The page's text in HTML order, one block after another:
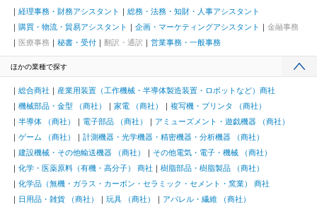
経理事務・財務アシスタント
総務・法務・知財・人事アシスタント
購買・物流・貿易アシスタント
企画・マーケティングアシスタント
金融事務
医療事務
秘書・受付 翻訳・通訳 営業事務・一般事務
ほかの業種で探す
総合商社
産業用装置（工作機械・半導体製造装置・ロボットなど）商社
機械部品・金型 （商社）
家電 （商社）
複写機・プリンタ （商社）
半導体 （商社）
電子部品 （商社）
アミューズメント・遊戯機器 （商社）
ゲーム （商社）
計測機器・光学機器・精密機器・分析機器 （商社）
建設機械・その他輸送機器 （商社）
その他電気・電子・機械 （商社）
化学・医薬原料（有機・高分子） 商社
樹脂部品・樹脂製品 （商社）
化学品（無機・ガラス・カーボン・セラミック・セメント・窯業） 商社
日用品・雑貨 （商社）
玩具 （商社）
アパレル・繊維 （商社）